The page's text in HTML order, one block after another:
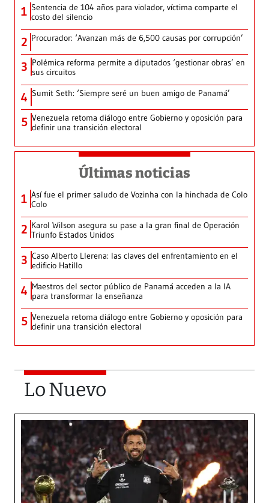
1 Sentencia de 104 años para violador, víctima comparte el
costo del silencio
2 Procurador: ‘Avanzan más de 6,500 causas por corrupción’
3 Polémica reforma permite a diputados ‘gestionar obras’ en
sus circuitos
4 Sumit Seth: ‘Siempre seré un buen amigo de Panamá’
5 Venezuela retoma diálogo entre Gobierno y oposición para
definir una transición electoral
Últimas noticias
1 Así fue el primer saludo de Vozinha con la hinchada de Colo
Colo
2 Karol Wilson asegura su pase a la gran final de Operación
Triunfo Estados Unidos
3 Caso Alberto Llerena: las claves del enfrentamiento en el
edificio Hatillo
4 Maestros del sector público de Panamá acceden a la IA
para transformar la enseñanza
5 Venezuela retoma diálogo entre Gobierno y oposición para
definir una transición electoral
Lo Nuevo